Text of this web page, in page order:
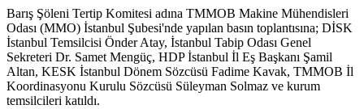
Barış Şöleni Tertip Komitesi adına TMMOB Makine Mühendisleri
Odası (MMO) İstanbul Şubesi'nde yapılan basın toplantısına; DİSK
İstanbul Temsilcisi Önder Atay, İstanbul Tabip Odası Genel
Sekreteri Dr. Samet Mengüç, HDP İstanbul İl Eş Başkanı Şamil
Altan, KESK İstanbul Dönem Sözcüsü Fadime Kavak, TMMOB İl
Koordinasyonu Kurulu Sözcüsü Süleyman Solmaz ve kurum
temsilcileri katıldı.